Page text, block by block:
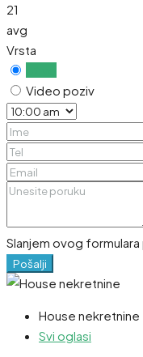
21
avg
Vrsta
Video poziv
Slanjem ovog formulara
Pošalji
House nekretnine
Svi oglasi